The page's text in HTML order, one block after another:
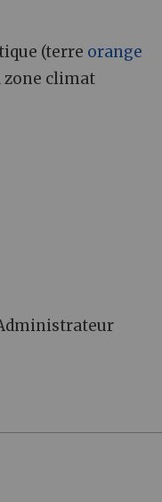
(terre orange
zone climat